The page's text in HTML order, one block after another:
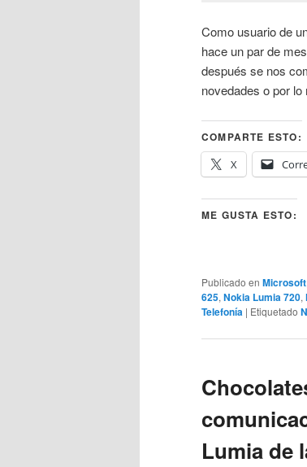
Como usuario de
hace un par de
después se nos
novedades o por
COMPARTE ESTO:
X
ME GUSTA ESTO:
Publicado en Microsoft
625, Nokia Lumia 720,
Telefonía | Etiquetado
Lumia de